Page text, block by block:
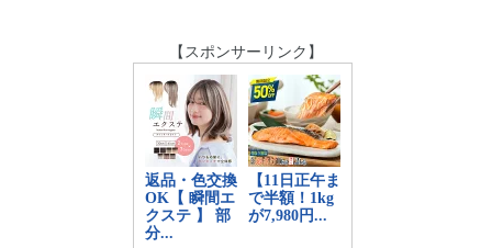
【スポンサーリンク】